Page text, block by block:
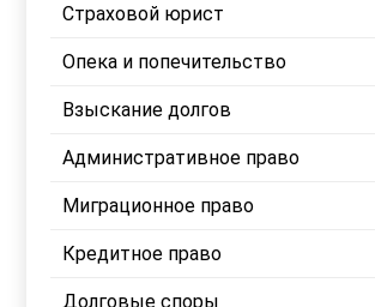
Страховой юрист
Опека и попечительство
Взыскание долгов
Административное право
Миграционное право
Кредитное право
Долговые споры